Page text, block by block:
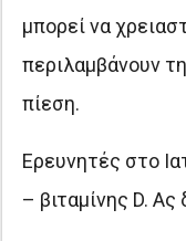
μπορεί να
περιλαμβάνουν
πίεση.
Ερευνητές στο
– βιταμίνης D.